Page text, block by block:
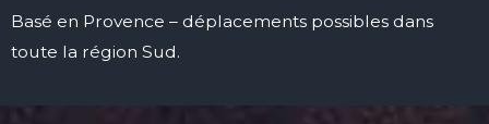
Basé en Provence – déplacements possibles dans
toute la région Sud.